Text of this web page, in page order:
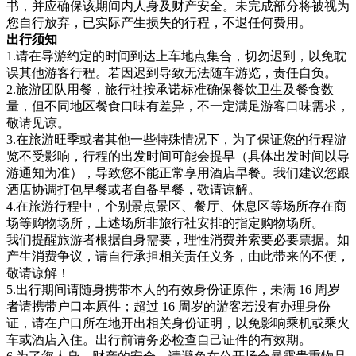
书，并应确保该期间内人身及财产安全。未完成部分将被视为
您自行放弃，已实际产生损失的行程，不退任何费用。
出行须知
1.请在导游约定的时间到达上车地点集合，切勿迟到，以免耽
误其他游客行程。若因迟到导致无法随车游览，责任自负。
2.旅游团队用餐，旅行社按承诺标准确保餐饮卫生及餐食数
量，但不同地区餐食口味有差异，不一定满足游客口味需求，
敬请见谅。
3.在旅游旺季或者其他一些特殊情况下，为了保证您的行程游
览不受影响，行程的出发时间可能会提早（具体出发时间以导
游通知为准），导致您不能正常享用酒店早餐。我们建议您跟
酒店协调打包早餐或者自备早餐，敬请谅解。
4.在旅游行程中，个别景点景区、餐厅、休息区等场所存在商
场等购物场所，上述场所非旅行社安排的指定购物场所。
我们提醒旅游者根据自身需要，理性消费并索要必要票据。如
产生消费争议，请自行承担相关责任义务，由此带来的不便，
敬请谅解！
5.出行期间请随身携带本人的有效身份证原件，未满 16 周岁
者请携带户口本原件；超过 16 周岁的游客若没有办理身份
证，请在户口所在地开出相关身份证明，以免影响乘机或乘火
车或酒店入住。出行前请务必检查自己证件的有效期。